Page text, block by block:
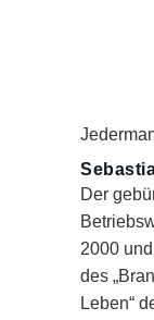
Der
2000
des
Leben“